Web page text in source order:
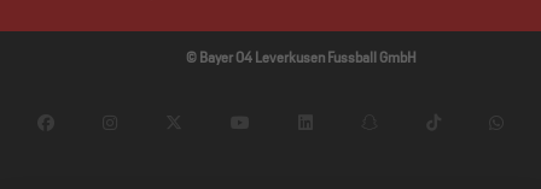
© Bayer 04 Leverkusen Fussball GmbH